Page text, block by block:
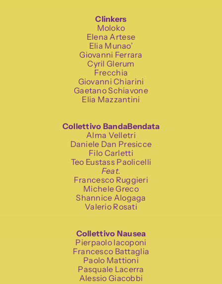
Clinkers
Moloko
Elena Artese
Elia Munao’
Giovanni Ferrara
Cyril Glerum
Frecchia
Giovanni Chiarini
Gaetano Schiavone
Elia Mazzantini
Collettivo BandaBendata
Alma Velletri
Daniele Dan Presicce
Filo Carletti
Teo Eustass Paolicelli
Feat.
Francesco Ruggieri
Michele Greco
Shannice Alogaga
Valerio Rosati
Collettivo Nausea
Pierpaolo Iacoponi
Francesco Battaglia
Paolo Mattioni
Pasquale Lacerra
Alessio Giacobbi